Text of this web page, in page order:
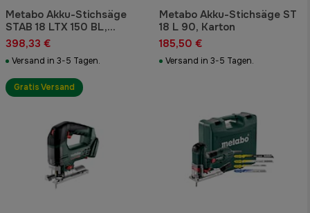
Metabo Akku-Stichsäge
STAB 18 LTX 150 BL,
metaBOX 145 L
398,33 €
Versand in 3-5 Tagen.
Metabo Akku-Stichsäge ST
18 L 90, Karton
185,50 €
Versand in 3-5 Tagen.
Gratis Versand